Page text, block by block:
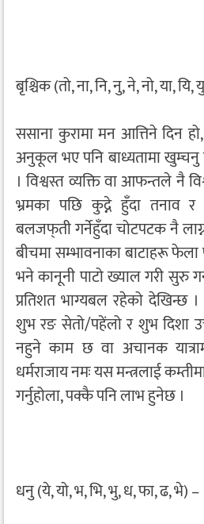
बृश्चिक (तो, ना, नि, नु, ने, नो, या, यि,
ससाना कुरामा मन आत्तिने दिन
अनुकूल भए पनि बाध्यतामा खुम्चनु
। विश्वस्त व्यक्ति वा आफन्तले नै
भ्रमका पछि कुद्ने हुँदा तनाव
बलजफ्‌ती गर्नेहुँदा चोटपटक नै
बीचमा सम्भावनाका बाटाहरू
भने कानूनी पाटो ख्याल गरी सुरु
प्रतिशत भाग्यबल रहेको देखिन्छ
शुभ रङ सेतो/पहेंलो र शुभ दिशा
नहुने काम छ वा अचानक
धर्मराजाय नमः यस मन्त्रलाई
गर्नुहोला, पक्कै पनि लाभ हुनेछ ।
धनु (ये, यो, भ, भि, भु, ध, फा, ढ, भे) –